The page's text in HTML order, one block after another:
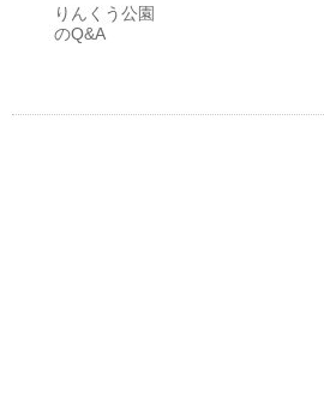
りんくう公園
のQ&A